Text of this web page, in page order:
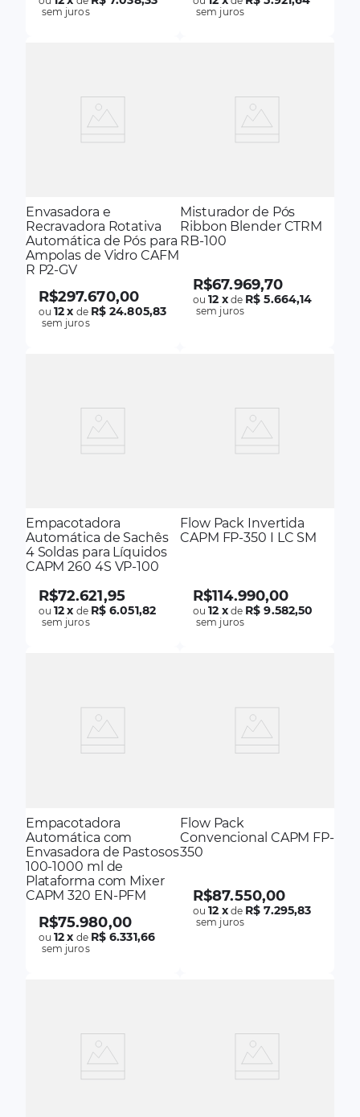
sem juros sem juros
Envasadora e
Recravadora Rotativa
Automática de Pós para
Ampolas de Vidro CAFM
R P2-GV
R$297.670,00
ou12x de R$ 24.805,83
sem juros
Misturador de Pós
Ribbon Blender CTRM
RB-100
R$67.969,70
ou12 xde R$ 5.664,14
sem juros
Empacotadora
Automática de Sachês
4 Soldas para Líquidos
CAPM 260 4S VP-100
R$72.621,95
ou12x de R$ 6.051,82
sem juros
Flow Pack Invertida
CAPM FP-350 I LC SM
R$114.990,00
ou12 xde R$ 9.582,50
sem juros
Empacotadora
Automática com
Envasadora de Pastosos
100-1000 ml de
Plataforma com Mixer
CAPM 320 EN-PFM
R$75.980,00
ou12x de R$ 6.331,66
sem juros
Flow Pack
Convencional CAPM FP-
350
R$87.550,00
ou12 xde R$ 7.295,83
sem juros